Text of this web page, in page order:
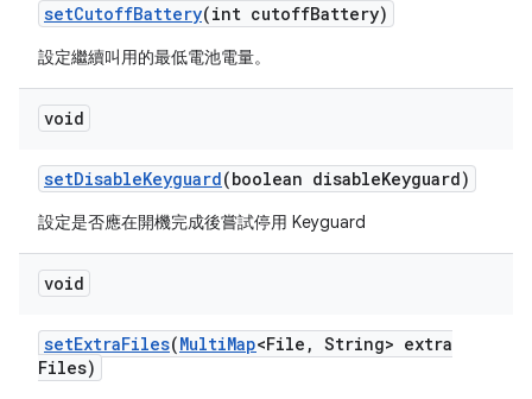
setCutoffBattery(int cutoffBattery)
設定繼續叫用的最低電池電量。
void
setDisableKeyguard(boolean disableKeyguard)
設定是否應在開機完成後嘗試停用 Keyguard
void
setExtraFiles(MultiMap<File , String> extra
Files)